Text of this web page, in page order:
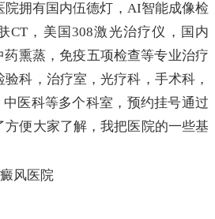
院拥有国内伍德灯，AI智能成像检
CT，美国308激光治疗仪，国内
药熏蒸，免疫五项检查等专业治疗
科，治疗室，光疗科，手术科，
医科等多个科室，预约挂号通过
方便大家了解，我把医院的一些基
风医院